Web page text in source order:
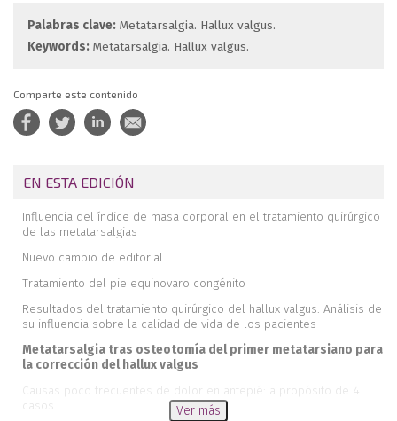
Palabras clave: Metatarsalgia. Hallux valgus.
Keywords: Metatarsalgia. Hallux valgus.
Comparte este contenido
EN ESTA EDICIÓN
Influencia del índice de masa corporal en el tratamiento quirúrgico
de las metatarsalgias
Nuevo cambio de editorial
Tratamiento del pie equinovaro congénito
Resultados del tratamiento quirúrgico del hallux valgus. Análisis de
su influencia sobre la calidad de vida de los pacientes
Metatarsalgia tras osteotomía del primer metatarsiano para
la corrección del hallux valgus
Causas poco frecuentes de dolor en antepié: a propósito de 4
Ver más